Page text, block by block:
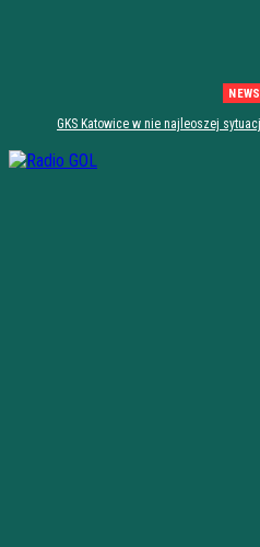
NEWS
GKS Katowice w nie najleoszej